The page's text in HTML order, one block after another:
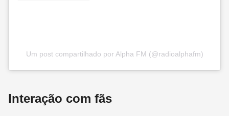
Um post compartilhado por Alpha FM (@radioalphafm)
Interação com fãs